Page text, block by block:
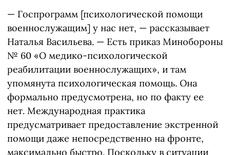
— Госпрограмм [психологической помощи
военнослужащим] у нас нет, — рассказывает
Наталья Васильева. — Есть приказ Минобороны
№ 60 «О медико-психологической
реабилитации военнослужащих», и там
упомянута психологическая помощь. Она
формально предусмотрена, но по факту ее
нет. Международная практика
предусматривает предоставление экстренной
помощи даже непосредственно на фронте,
максимально быстро. Поскольку в ситуации